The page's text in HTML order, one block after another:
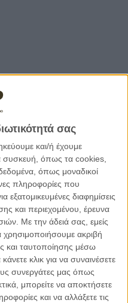
σας
και/ή έχουμε
συσκευή, όπως τα cookies,
όπως μοναδικοί
πληροφορίες που
διαφημίσεις
και περιεχομένου, έρευνα
Με την άδειά σας, εμείς
χρησιμοποιήσουμε ακριβή
και ταυτοποίησης μέσω
κλικ για να συναινέσετε
συνεργάτες μας όπως
μπορείτε να αποκτήσετε
και να αλλάξετε τις